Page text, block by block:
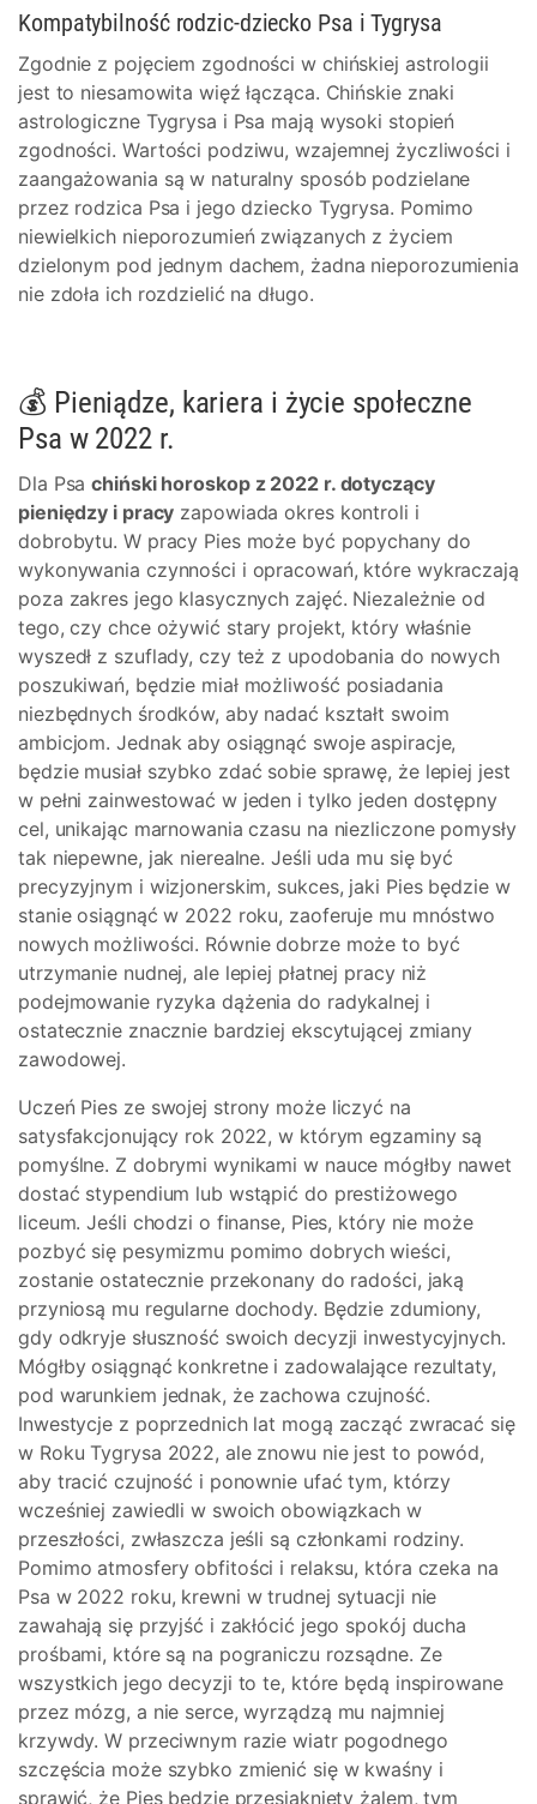
Kompatybilność rodzic-dziecko Psa i Tygrysa
Zgodnie z pojęciem zgodności w chińskiej astrologii
jest to niesamowita więź łącząca. Chińskie znaki
astrologiczne Tygrysa i Psa mają wysoki stopień
zgodności. Wartości podziwu, wzajemnej życzliwości i
zaangażowania są w naturalny sposób podzielane
przez rodzica Psa i jego dziecko Tygrysa. Pomimo
niewielkich nieporozumień związanych z życiem
dzielonym pod jednym dachem, żadna nieporozumienia
nie zdoła ich rozdzielić na długo.
💰 Pieniądze, kariera i życie społeczne
Psa w 2022 r.
Dla Psachiński horoskop z 2022 r. dotyczący
pieniędzy i pracy zapowiada okres kontroli i
dobrobytu. W pracy Pies może być popychany do
wykonywania czynności i opracowań, które wykraczają
poza zakres jego klasycznych zajęć. Niezależnie od
tego, czy chce ożywić stary projekt, który właśnie
wyszedł z szuflady, czy też z upodobania do nowych
poszukiwań, będzie miał możliwość posiadania
niezbędnych środków, aby nadać kształt swoim
ambicjom. Jednak aby osiągnąć swoje aspiracje,
będzie musiał szybko zdać sobie sprawę, że lepiej jest
w pełni zainwestować w jeden i tylko jeden dostępny
cel, unikając marnowania czasu na niezliczone pomysły
tak niepewne, jak nierealne. Jeśli uda mu się być
precyzyjnym i wizjonerskim, sukces, jaki Pies będzie w
stanie osiągnąć w 2022 roku, zaoferuje mu mnóstwo
nowych możliwości. Równie dobrze może to być
utrzymanie nudnej, ale lepiej płatnej pracy niż
podejmowanie ryzyka dążenia do radykalnej i
ostatecznie znacznie bardziej ekscytującej zmiany
zawodowej.
Uczeń Pies ze swojej strony może liczyć na
satysfakcjonujący rok 2022, w którym egzaminy są
pomyślne. Z dobrymi wynikami w nauce mógłby nawet
dostać stypendium lub wstąpić do prestiżowego
liceum. Jeśli chodzi o finanse, Pies, który nie może
pozbyć się pesymizmu pomimo dobrych wieści,
zostanie ostatecznie przekonany do radości, jaką
przyniosą mu regularne dochody. Będzie zdumiony,
gdy odkryje słuszność swoich decyzji inwestycyjnych.
Mógłby osiągnąć konkretne i zadowalające rezultaty,
pod warunkiem jednak, że zachowa czujność.
Inwestycje z poprzednich lat mogą zacząć zwracać się
w Roku Tygrysa 2022, ale znowu nie jest to powód,
aby tracić czujność i ponownie ufać tym, którzy
wcześniej zawiedli w swoich obowiązkach w
przeszłości, zwłaszcza jeśli są członkami rodziny.
Pomimo atmosfery obfitości i relaksu, która czeka na
Psa w 2022 roku, krewni w trudnej sytuacji nie
zawahają się przyjść i zakłócić jego spokój ducha
prośbami, które są na pograniczu rozsądne. Ze
wszystkich jego decyzji to te, które będą inspirowane
przez mózg, a nie serce, wyrządzą mu najmniej
krzywdy. W przeciwnym razie wiatr pogodnego
szczęścia może szybko zmienić się w kwaśny i
sprawić, że Pies będzie przesiąknięty żalem, tym